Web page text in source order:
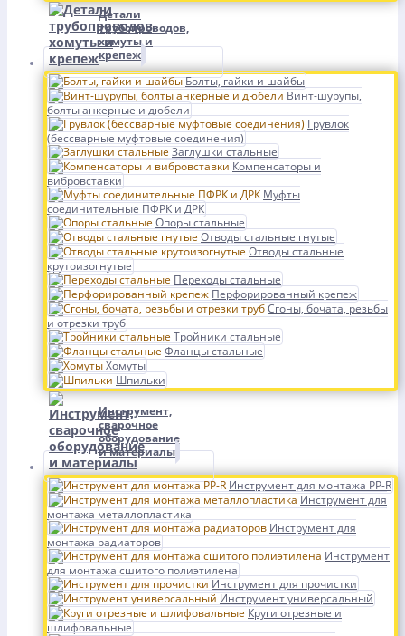
Детали
трубопроводов,
хомуты и
крепеж
Болты, гайки и шайбы
Винт-шурупы,
болты анкерные и дюбели
Грувлок
(бессварные муфтовые соединения)
Заглушки стальные
Компенсаторы и
вибровставки
Муфты
соединительные ПФРК и ДРК
Опоры стальные
Отводы стальные гнутые
Отводы стальные
крутоизогнутые
Переходы стальные
Перфорированный крепеж
Сгоны, бочата, резьбы
и отрезки труб
Тройники стальные
Фланцы стальные
Хомуты
Шпильки
Инструмент,
сварочное
оборудование
и материалы
Инструмент для монтажа PP-R
Инструмент для
монтажа металлопластика
Инструмент для
монтажа радиаторов
Инструмент
для монтажа сшитого полиэтилена
Инструмент для прочистки
Инструмент универсальный
Круги отрезные и
шлифовальные